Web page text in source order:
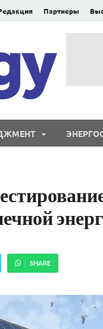
Партнеры
SHARE